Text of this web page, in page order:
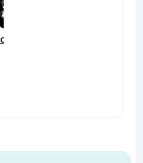
Осколки прошлого